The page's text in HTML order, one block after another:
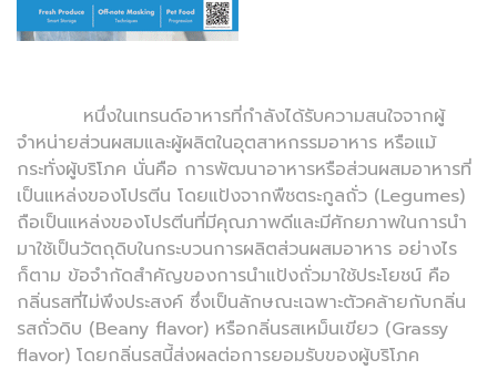
หนึ่งในเทรนด์อาหารที่กำลังได้รับความสนใจจากผู้
จำหน่ายส่วนผสมและผู้ผลิตในอุตสาหกรรมอาหาร หรือแม้
กระทั่งผู้บริโภค นั่นคือ การพัฒนาอาหารหรือส่วนผสมอาหารที่
เป็นแหล่งของโปรตีน โดยแป้งจากพืชตระกูลถั่ว (Legumes)
ถือเป็นแหล่งของโปรตีนที่มีคุณภาพดีและมีศักยภาพในการนำ
มาใช้เป็นวัตถุดิบในกระบวนการผลิตส่วนผสมอาหาร อย่างไร
ก็ตาม ข้อจำกัดสำคัญของการนำแป้งถั่วมาใช้ประโยชน์ คือ
กลิ่นรสที่ไม่พึงประสงค์ ซึ่งเป็นลักษณะเฉพาะตัวคล้ายกับกลิ่น
รสถั่วดิบ (Beany flavor) หรือกลิ่นรสเหม็นเขียว (Grassy
flavor) โดยกลิ่นรสนี้ส่งผลต่อการยอมรับของผู้บริโภค